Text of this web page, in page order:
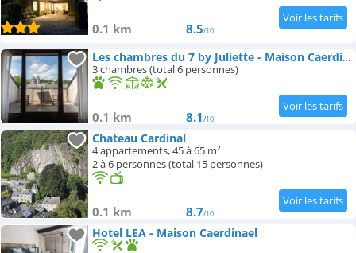
0.1 km 8.5/10
Les chambres du 7 by Juliette - Maison Caerdinael
3 chambres (total 6 personnes)
0.1 km 8.1/10
Chateau Cardinal
4 appartements, 45 à 65 m²
2 à 6 personnes (total 15 personnes)
0.1 km 8.7/10
Hotel LEA - Maison Caerdinael